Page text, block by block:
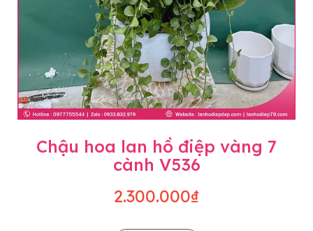
Chậu hoa lan hồ điệp vàng 7
cành V536
2.300.000₫